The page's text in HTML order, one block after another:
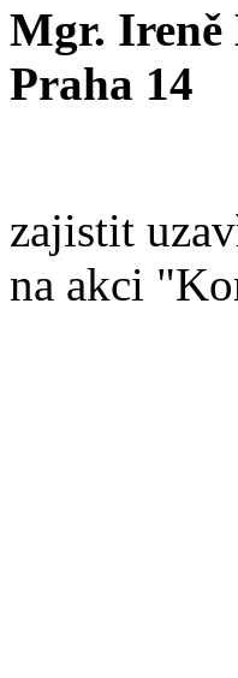
Mgr. Ireně
Praha 14
zajistit
na akci